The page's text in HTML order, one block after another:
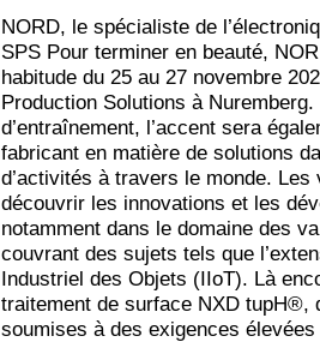
NORD, le spécialiste de
SPS Pour terminer en beauté,
habitude du 25 au 27 novembre
Production Solutions à Nuremberg.
d’entraînement, l’accent sera
fabricant en matière de solutions
d’activités à travers le monde.
découvrir les innovations et les
notamment dans le domaine des
couvrant des sujets tels que
Industriel des Objets (IIoT). Là
traitement de surface NXD tupH®,
soumises à des exigences élevées